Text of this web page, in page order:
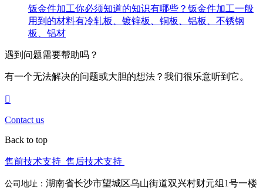
钣金件加工你必须知道的知识有哪些？钣金件加工一般
用到的材料有冷轧板、镀锌板、铜板、铝板、不锈钢
板、铝材
遇到问题需要帮助吗？
有一个无法解决的问题或大胆的想法？我们很乐意听到它。
Contact us
Back to top
售前技术支持 售后技术支持
公司地址： 湖南省长沙市望城区乌山街道双兴村财元组1号一楼